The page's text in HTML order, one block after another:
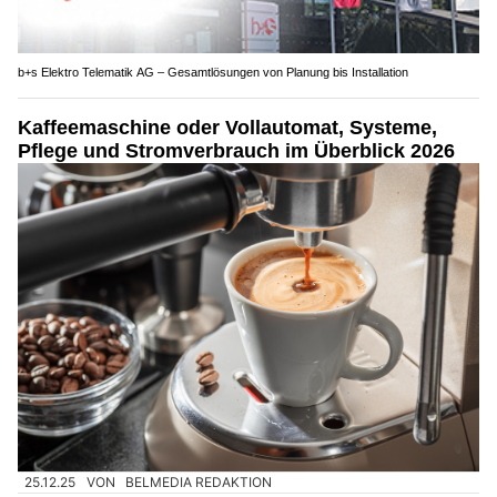
b+s Elektro Telematik AG – Gesamtlösungen von Planung bis Installation
Kaffeemaschine oder Vollautomat, Systeme,
Pflege und Stromverbrauch im Überblick 2026
25.12.25 VON BELMEDIA REDAKTION